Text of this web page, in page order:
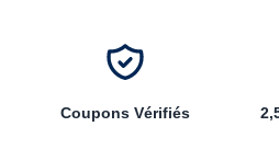
Coupons Vérifiés